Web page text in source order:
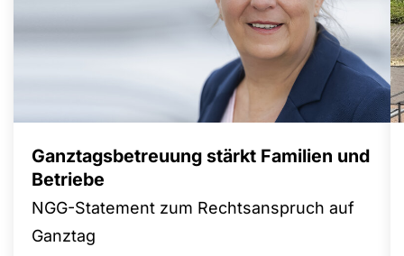
Ganztagsbetreuung stärkt Familien und
Betriebe
NGG-Statement zum Rechtsanspruch auf
Ganztag